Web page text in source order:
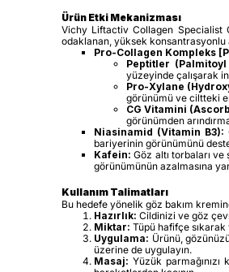
Ürün Etki Mekanizması
Vichy Liftactiv Collagen Specialist
odaklanan, yüksek
Pro-Collagen Kompleks
Peptitler
yüzeyinde çalışarak
Pro-Xylane
görünümü ve ciltteki
CG Vitamini
görünümden
Niasinamid (Vitamin B3):
bariyerinin görünümünü
Kafein: Göz altı torbaları
görünümünün azalmasına
Kullanım Talimatları
Bu hedefe yönelik göz bakım
Hazırlık: Cildinizi ve göz
Miktar: Tüpü hafifçe
Uygulama: Ürünü,
üzerine de uygulayın.
Masaj: Yüzük